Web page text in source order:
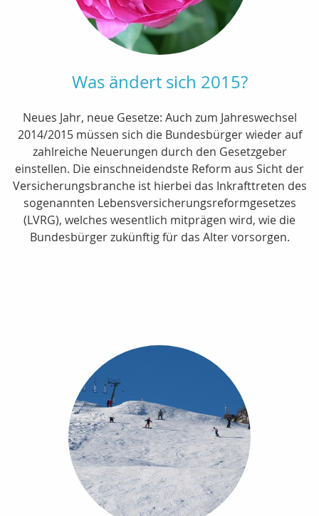
Was ändert sich 2015?
Neues Jahr, neue Gesetze: Auch zum Jahreswechsel
2014/2015 müssen sich die Bundesbürger wieder auf
zahlreiche Neuerungen durch den Gesetzgeber
einstellen. Die einschneidendste Reform aus Sicht der
Versicherungsbranche ist hierbei das Inkrafttreten des
sogenannten Lebensversicherungsreformgesetzes
(LVRG), welches wesentlich mitprägen wird, wie die
Bundesbürger zukünftig für das Alter vorsorgen.